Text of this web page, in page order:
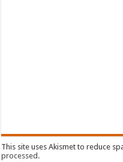
This site uses Akismet to reduce
processed.